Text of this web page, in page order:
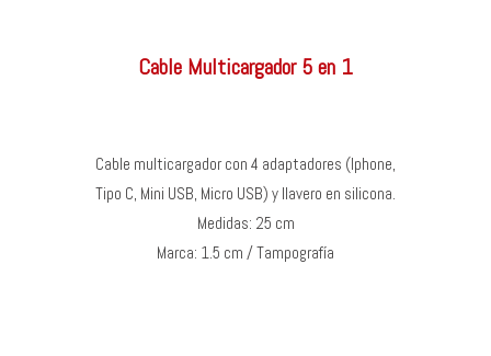
Cable Multicargador 5 en 1
Cable multicargador con 4 adaptadores (Iphone,
Tipo C, Mini USB, Micro USB) y llavero en silicona.
Medidas: 25 cm
Marca: 1.5 cm / Tampografía